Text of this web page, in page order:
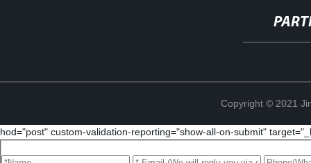
Copyright © 2021
hod="post" custom-validation-reporting="show-all-on-submit"